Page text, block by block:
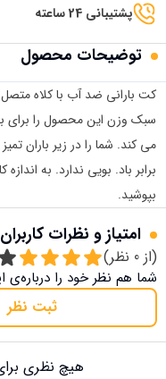
پشتیبانی 24 ساعته
توضیحات محصول
کت بارانی ضد آب با کلاه
سبک وزن این محصول را برای
می کند. شما را در زیر باران
برابر باد. بویی ندارد. به
بپوشید.
امتیاز و نظرات کاربران
(از 0 نظر)
شما هم نظر خود را درباره‌ی
ثبت نظر
هیچ نظری